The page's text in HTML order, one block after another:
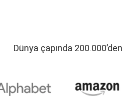
Dünya çapında